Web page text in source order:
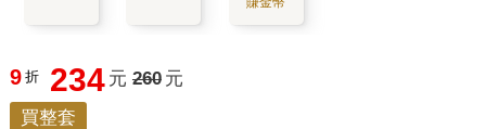
9 折 234 元 260 元
買整套